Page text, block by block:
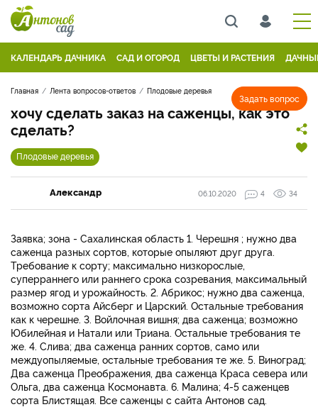
КАЛЕНДАРЬ ДАЧНИКА САД И ОГОРОД ЦВЕТЫ И РАСТЕНИЯ
Задать вопрос
Главная Лента вопросов-ответов Плодовые деревья
хочу сделать заказ на саженцы, как это
сделать?
Плодовые деревья
Александр 06.10.2020 4 34
Заявка; зона - Сахалинская область 1. Черешня ; нужно два
саженца разных сортов, которые опыляют друг друга.
Требование к сорту; максимально низкорослые,
суперраннего или раннего срока созревания, максимальный
размер ягод и урожайность. 2. Абрикос; нужно два саженца,
возможно сорта Айсберг и Царский. Остальные требования
как к черешне. 3. Войлочная вишня; два саженца; возможно
Юбилейная и Натали или Триана. Остальные требования те
же. 4. Слива; два саженца ранних сортов, само или
междуопыляемые, остальные требования те же. 5. Виноград;
Два саженца Преображения, два саженца Краса севера или
Ольга, два саженца Космонавта. 6. Малина; 4-5 саженцев
сорта Блистящая. Все саженцы с сайта Антонов сад.